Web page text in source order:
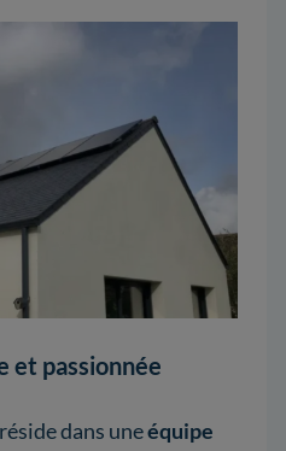
et passionnée
réside dans uneéquipe